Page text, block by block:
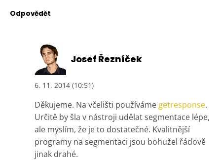
Odpovědět
Josef Řezníček
6. 11. 2014 (10:51)
Děkujeme. Na včelišti používáme getresponse.
Určitě by šla v nástroji udělat segmentace lépe,
ale myslím, že je to dostatečné. Kvalitnější
programy na segmentaci jsou bohužel řádově
jinak drahé.